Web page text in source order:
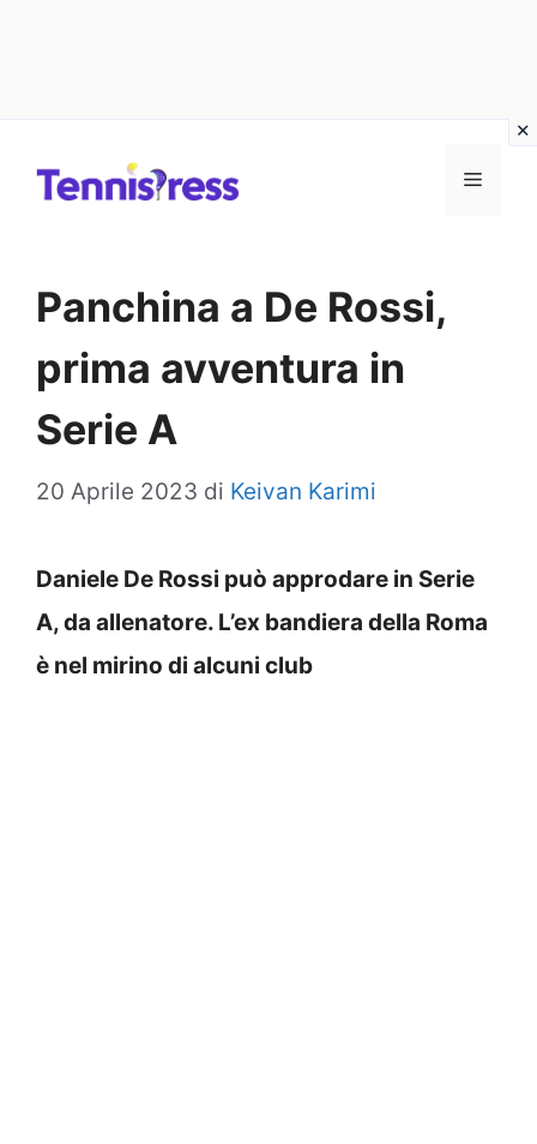
MENU
Panchina a De Rossi,
prima avventura in
Serie A
20 Aprile 2023 di Keivan Karimi
Daniele De Rossi può approdare in Serie
A, da allenatore. L’ex bandiera della Roma
è nel mirino di alcuni club